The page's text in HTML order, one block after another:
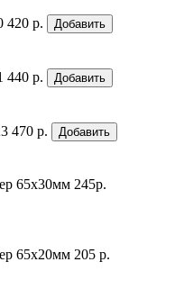
420 р. Добавить
440 р. Добавить
470 р. Добавить
65х30мм 245р.
65х20мм 205 р.